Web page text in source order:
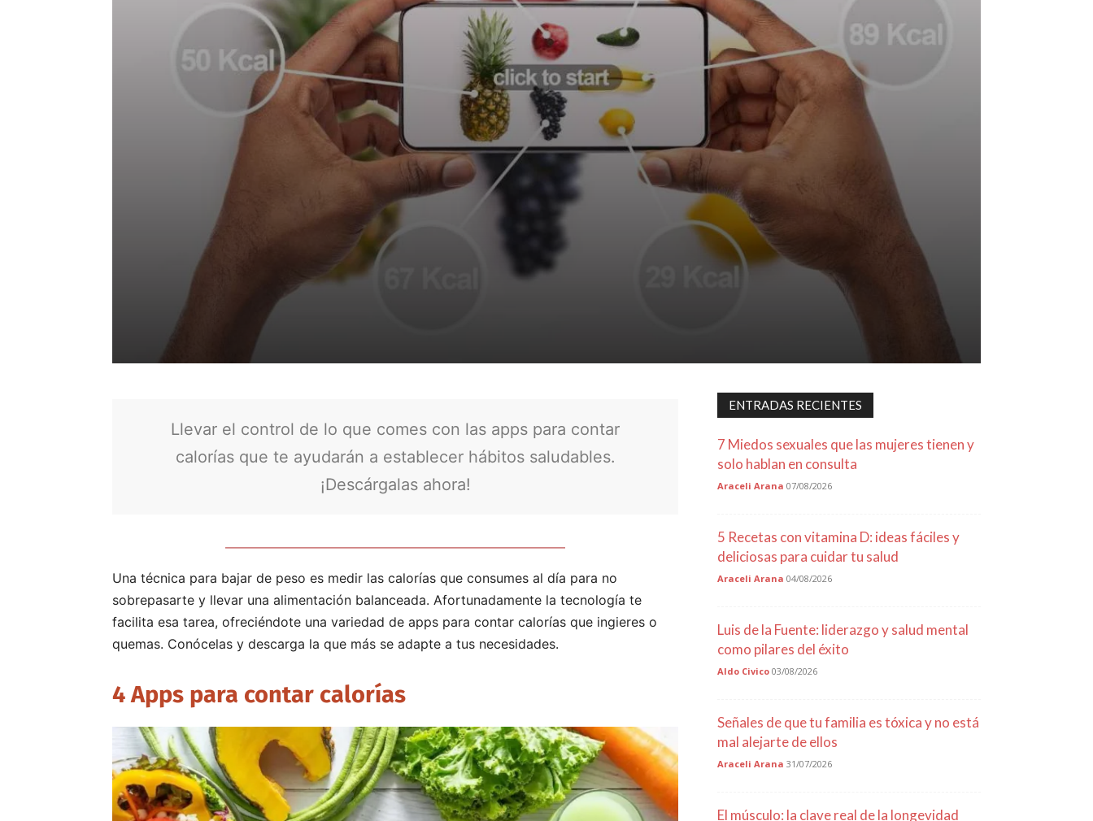
Llevar el control de lo que comes con las apps para contar
calorías que te ayudarán a establecer hábitos saludables.
¡Descárgalas ahora!
Una técnica para bajar de peso es medir las calorías que consumes al día para no
sobrepasarte y llevar una alimentación balanceada. Afortunadamente la tecnología te
facilita esa tarea, ofreciéndote una variedad de apps para contar calorías que ingieres o
quemas. Conócelas y descarga la que más se adapte a tus necesidades.
4 Apps para contar calorías
ENTRADAS RECIENTES
7 Miedos sexuales que las mujeres tienen y
solo hablan en consulta
Araceli Arana 07/08/2026
5 Recetas con vitamina D: ideas fáciles y
deliciosas para cuidar tu salud
Araceli Arana 04/08/2026
Luis de la Fuente: liderazgo y salud mental
como pilares del éxito
Aldo Civico 03/08/2026
Señales de que tu familia es tóxica y no está
mal alejarte de ellos
Araceli Arana 31/07/2026
El músculo: la clave real de la longevidad